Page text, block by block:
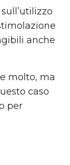
anche
molto, ma
caso
per